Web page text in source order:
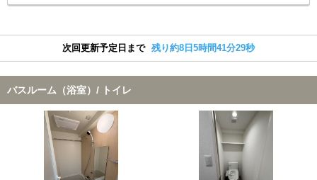
次回更新予定日まで 残り約8日5時間41分28秒
バスルーム（浴室）/ トイレ